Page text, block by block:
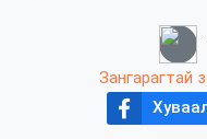
Зангарагтай